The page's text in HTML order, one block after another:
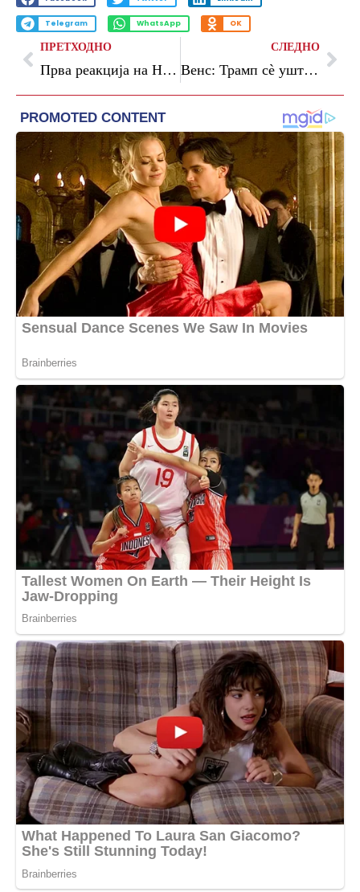
Telegram WhatsApp OK
ПРЕТХОДНО
Прва реакција на НАТО откако руски дрон удри во зграда во Романија
СЛЕДНО
Венс: Трамп сè уште не одлучил дали да го одобри договорот со Иран